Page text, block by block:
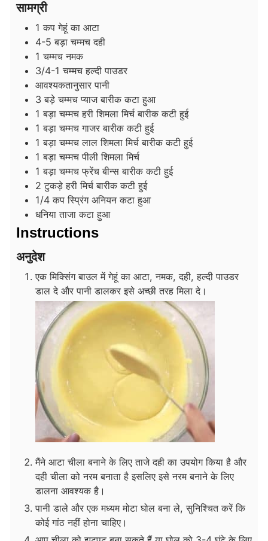
सामग्री
1 कपगेहूं का आटा
4-5 बड़ा चम्मच दही
1 चम्मचनमक
3/4-1 चम्मचहल्दी पाउडर
आवश्यकतानुसार पानी
3 बड़े चम्मचप्याज बारीक कटा हुआ
1 बड़ा चम्मचहरी शिमला मिर्च बारीक कटी हुई
1 बड़ा चम्मचगाजर बारीक कटी हुई
1 बड़ा चम्मचलाल शिमला मिर्च बारीक कटी हुई
1 बड़ा चम्मचपीली शिमला मिर्च
1 बड़ा चम्मचफ्रेंच बीन्स बारीक कटी हुई
2 टुकड़ेहरी मिर्च बारीक कटी हुई
1/4 कपस्प्रिंग अनियन कटा हुआ
धनिया ताजा कटा हुआ
Instructions
अनुदेश
एक मिक्सिंग बाउल में गेहूं का आटा, नमक, दही, हल्दी पाउडर
डाल दे और पानी डालकर इसे अच्छी तरह मिला दे।
मैंने आटा चीला बनाने के लिए ताजे दही का उपयोग किया है और
दही चीला को नरम बनाता है इसलिए इसे नरम बनाने के लिए
डालना आवश्यक है।
पानी डाले और एक मध्यम मोटा घोल बना ले, सुनिश्चित करें कि
कोई गांठ नहीं होना चाहिए।